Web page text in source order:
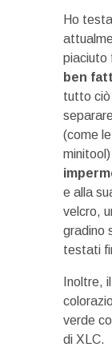
Ho
piaciuto
ben
tutto ciò
(come
minitool)
e alla
velcro,
gradino
testati
Inoltre,
verde
di XLC.